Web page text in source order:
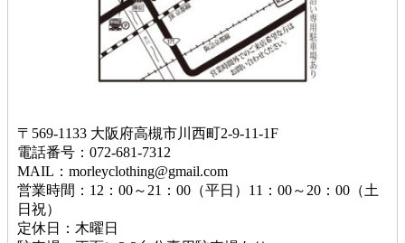
〒569-1133 大阪府高槻市川西町2-9-11-1F
電話番号：072-681-7312
MAIL：morleyclothing@gmail.com
営業時間：12：00～21：00（平日）11：00～20：00（土
日祝）
定休日：木曜日